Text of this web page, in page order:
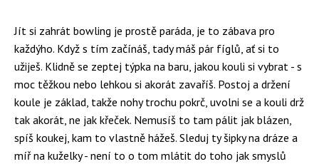
Jít si zahrát bowling je prostě paráda, je to zábava pro
každýho. Když s tím začínáš, tady máš pár fíglů, ať si to
užiješ. Klidně se zeptej týpka na baru, jakou kouli si vybrat - s
moc těžkou nebo lehkou si akorát zavaříš. Postoj a držení
koule je základ, takže nohy trochu pokrč, uvolni se a kouli drž
tak akorát, ne jak křeček. Nemusíš to tam pálit jak blázen,
spíš koukej, kam to vlastně hážeš. Sleduj ty šipky na dráze a
míř na kuželky - není to o tom mlátit do toho jak smyslů